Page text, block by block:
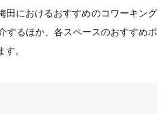
田におけるおすすめのコワーキング
するほか、各スペースのおすすめポ
。